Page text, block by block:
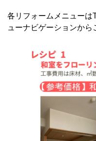
各リフォームメニューは
ューナビゲーションから